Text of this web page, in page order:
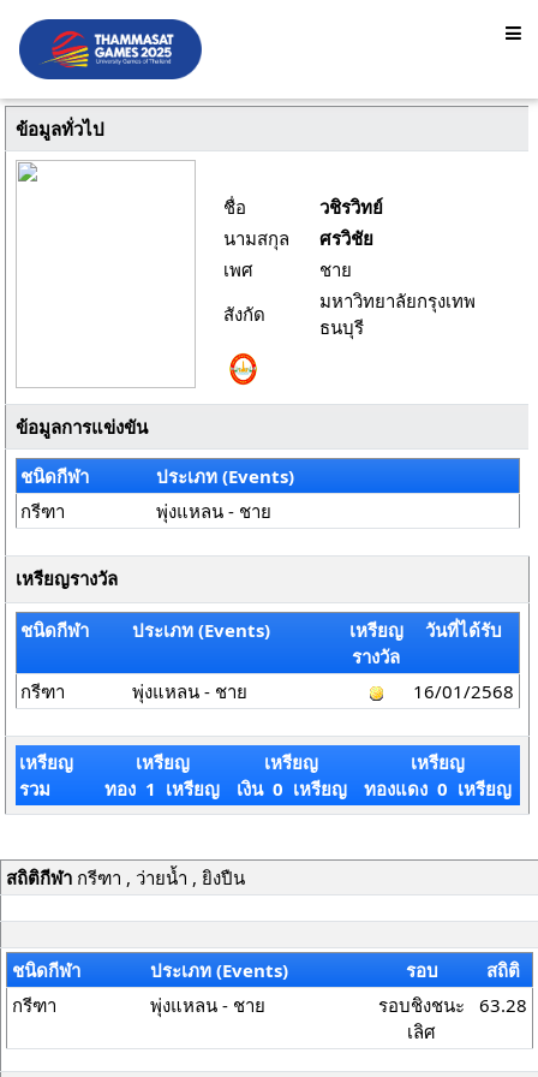
ข้อมูลทั่วไป
ชื่อ
วชิรวิทย์
นามสกุล
ศรวิชัย
เพศ
ชาย
สังกัด
มหาวิทยาลัยกรุงเทพ
ธนบุรี
ข้อมูลการแข่งขัน
ชนิดกีฬา
ประเภท (Events)
กรีฑา
พุ่งแหลน - ชาย
เหรียญรางวัล
ชนิดกีฬา ประเภท (Events)
เหรียญ
รางวัล
วันที่ได้รับ
กรีฑา พุ่งแหลน - ชาย 16/01/2568
เหรียญ
รวม
เหรียญ
ทอง 1 เหรียญ
เหรียญ
เงิน 0 เหรียญ
เหรียญ
ทองแดง 0 เหรียญ
สถิติกีฬากรีฑา , ว่ายน้ำ , ยิงปืน
ชนิดกีฬา ประเภท (Events) รอบ
สถิติ
กรีฑา
พุ่งแหลน - ชาย
รอบชิงชนะ
เลิศ
63.28